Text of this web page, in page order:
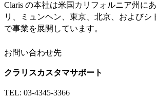
Claris の本社は米国カリフォルニア州に
リ、ミュンヘン、東京、北京、およびシ
で事業を展開しています。
お問い合わせ先
クラリスカスタマサポート
TEL: 03-4345-3366